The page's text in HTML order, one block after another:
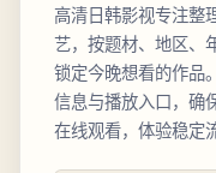
高清日韩影视专注整
艺，按题材、地区、
锁定今晚想看的作品
信息与播放入口，确
在线观看，体验稳定